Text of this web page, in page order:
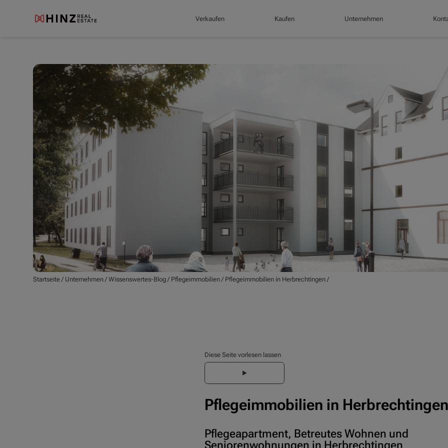
Verkaufen Kaufen Unternehmen
Startseite / Unternehmen /Wissenswertes-Blog / Pflegeimmobilien / Pflegeimmobilien in Herbrechtingen /
Diese Seite vorlesen lassen
Pflegeimmobilien in Herbrechtingen
Pflegeapartment, Betreutes Wohnen und
Seniorenwohnungen in Herbrechtingen